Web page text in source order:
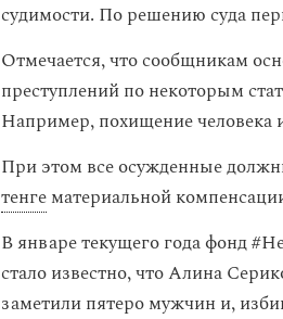
судимости. По решению суда
Отмечается, что сообщникам
преступлений по некоторым
Например, похищение человека
При этом все осужденные
тенгематериальной
В январе текущего года фонд
стало известно, что Алина
заметили пятеро мужчин и,